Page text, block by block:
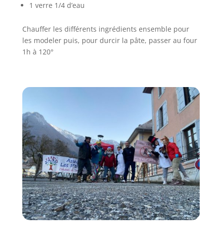
1 verre 1/4 d’eau
Chauffer les différents ingrédients ensemble pour
les modeler puis, pour durcir la pâte, passer au four
1h à 120°